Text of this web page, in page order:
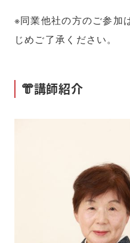
※同業他社の方のご参加
じめご了承ください。
👘講師紹介